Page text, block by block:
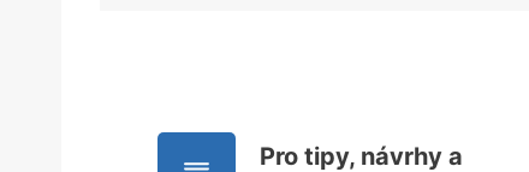
Pro tipy, návrhy a